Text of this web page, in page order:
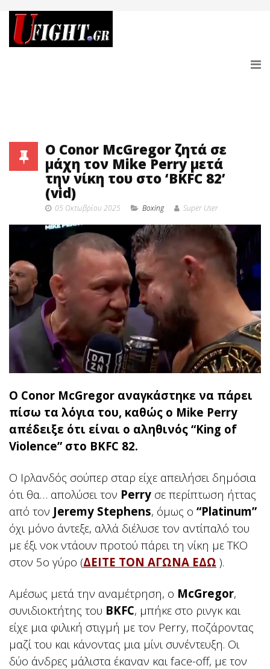
Ο Conor McGregor ζητά σε
μάχη τον Mike Perry μετά
την νίκη του στο ‘BKFC 82’
(vid)
05 Οκτωβρίου 2025 Boxing Super User
Ο Conor McGregor αναγκάστηκε να πάρει
πίσω τα λόγια του, καθώς ο Mike Perry
απέδειξε ότι είναι ο αληθινός “King of
Violence” στο BKFC 82.
Ο Ιρλανδός σούπερ σταρ είχε απειλήσει δημόσια
ότι θα… απολύσει τον Perry σε περίπτωση ήττας
από τον Jeremy Stephens, όμως ο “Platinum”
όχι μόνο άντεξε, αλλά διέλυσε τον αντίπαλό του
με έξι νοκ ντάουν προτού πάρει τη νίκη με TKO
στον 5ο γύρο (ΔΕΙΤΕ ΤΟΝ ΑΓΩΝΑ ΕΔΩ ).
Αμέσως μετά την αναμέτρηση, ο McGregor,
συνιδιοκτήτης του BKFC, μπήκε στο ρινγκ και
είχε μια φιλική στιγμή με τον Perry, ποζάροντας
μαζί του και κάνοντας μια μίνι συνέντευξη. Οι
δύο άνδρες μάλιστα έκαναν και face-off, με τον